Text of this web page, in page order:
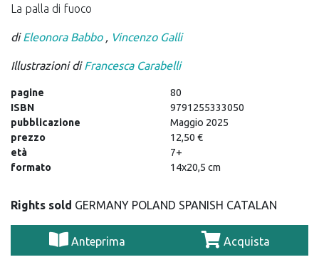
La palla di fuoco
diEleonora Babbo , Vincenzo Galli
Illustrazioni diFrancesca Carabelli
pagine
80
ISBN
9791255333050
pubblicazione
Maggio 2025
prezzo
12,50 €
età
7+
formato
14x20,5 cm
Rights sold GERMANY POLAND SPANISH CATALAN
Anteprima Acquista